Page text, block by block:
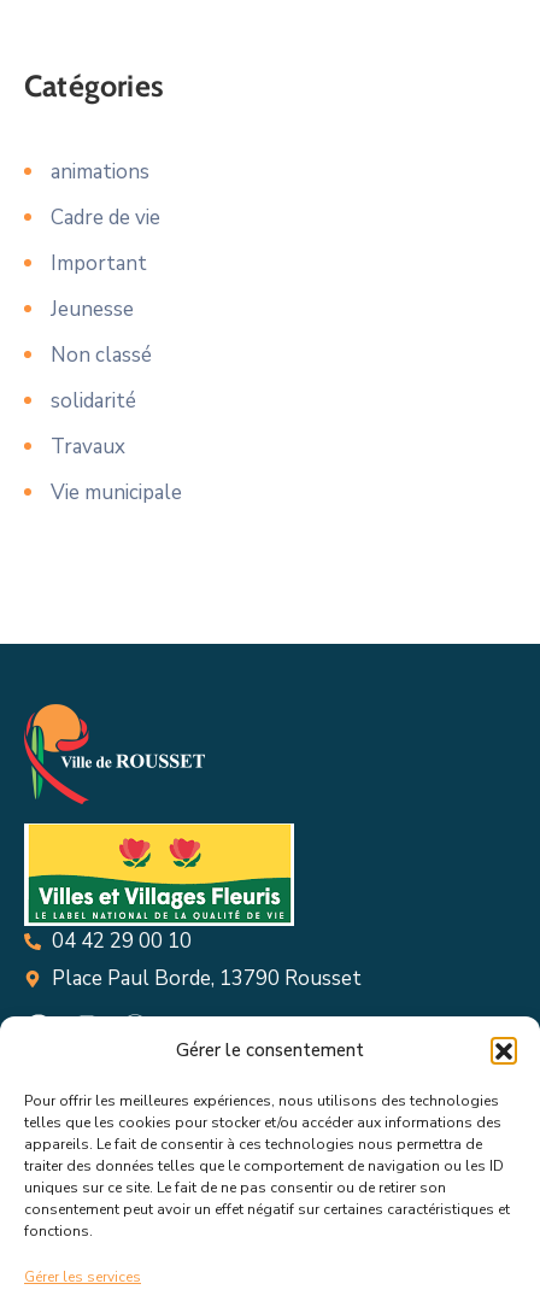
Gérer le consentement
Pour offrir les meilleures expériences, nous utilisons des technologies
telles que les cookies pour stocker et/ou accéder aux informations des
appareils. Le fait de consentir à ces technologies nous permettra de
traiter des données telles que le comportement de navigation ou les ID
uniques sur ce site. Le fait de ne pas consentir ou de retirer son
consentement peut avoir un effet négatif sur certaines caractéristiques et
fonctions.
Gérer les services
Catégories
animations
Cadre de vie
Important
Jeunesse
Non classé
solidarité
Travaux
Vie municipale
04 42 29 00 10
Place Paul Borde, 13790 Rousset
Suivez toutes les informations &
actualités de votre ville !